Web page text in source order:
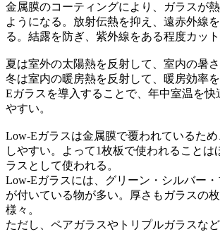
金属膜のコーティングにより、ガラスが
ようになる。放射伝熱を抑え、遠赤外線
る。結露を防ぎ、紫外線をある程度カット
夏は室外の太陽熱を反射して、室内の暑さ
冬は室内の暖房熱を反射して、暖房効率
Eガラスを導入することで、年中室温を快
やすい。
Low-Eガラスは金属膜で覆われているた
しやすい。よって1枚板で使われることは
ラスとして使われる。
Low-Eガラスには、グリーン・シルバー
が付いている物が多い。厚さもガラスの
様々。
ただし、ペアガラスやトリプルガラスな